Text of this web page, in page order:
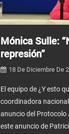
Mónica Sulle:
represión”
18 De Diciembre De
El equipo de ¿Y esto
coordinadora nacional
anuncio del Protocolo
este anuncio de